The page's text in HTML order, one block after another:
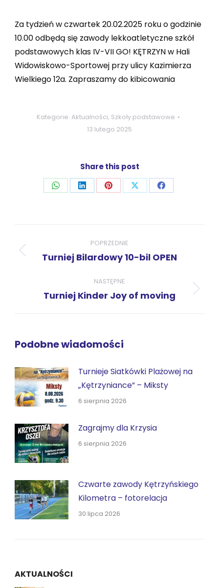
Za tydzień w czwartek 20.02.2025 roku o godzinie
10.00 odbędą się zawody lekkoatletyczne szkół
podstawowych klas IV-VII GO! KĘTRZYN w Hali
Widowiskowo-Sportowej przy ulicy Kazimierza
Wielkiego 12a. Zapraszamy do kibicowania
Kategorie: Aktualności, Szkoły podstawowe
13 lutego 2025
Share this post
UdostępnijUdostępnijUdostępnijUdostępnijUdostępnij
wpisów
POPRZEDNIE
Poprzedni
Turniej Bilardowy 10-bil OPEN
NASTĘPNE
Następny
Turniej Kinder Joy of moving
Podobne wiadomości
Turnieje Siatkówki Plażowej na
„Kętrzyniance” – Miksty
6 sierpnia 2026
Zagrajmy dla Krzysia
6 sierpnia 2026
Czwarte zawody Kętrzyńskiego
Kilometra – fotorelacja
30 lipca 2026
AKTUALNOŚCI